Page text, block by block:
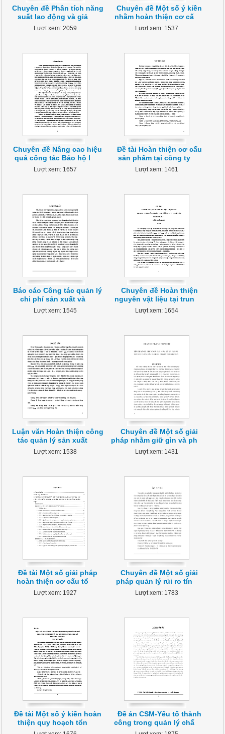
Chuyên đề Phân tích năng
suất lao động và giả
Lượt xem: 2059
Chuyên đề Một số ý kiền
nhằm hoàn thiện cơ cấ
Lượt xem: 1537
Chuyên đề Nâng cao hiệu
quả công tác Bảo hộ l
Lượt xem: 1657
Đề tài Hoàn thiện cơ cấu
sản phẩm tại công ty
Lượt xem: 1461
Báo cáo Công tác quản lý
chi phí sản xuất và
Lượt xem: 1545
Chuyên đề Hoàn thiện
nguyên vật liệu tại trun
Lượt xem: 1654
Luận văn Hoàn thiện công
tác quản lý sản xuất
Lượt xem: 1538
Chuyên đề Một số giải
pháp nhằm giữ gìn và ph
Lượt xem: 1431
Đề tài Một số giải pháp
hoàn thiện cơ cấu tổ
Lượt xem: 1927
Chuyên đề Một số giải
pháp quản lý rủi ro tín
Lượt xem: 1783
Đề tài Một số ý kiến hoàn
thiện quy hoạch tổn
Đề án CSM-Yếu tố thành
công trong quản lý chấ